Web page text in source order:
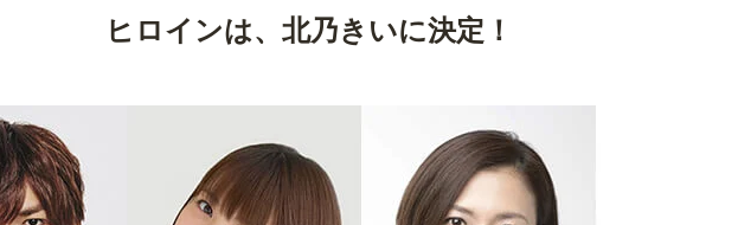
ヒロインは、北乃きいに決定！